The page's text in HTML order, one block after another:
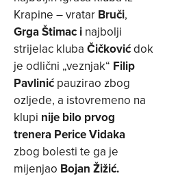
Krapine – vratar Bruči,
Grga Štimac i najbolji
strijelac kluba Čičkovićdok
je odlični „veznjak“ Filip
Pavlinić pauzirao zbog
ozljede, a istovremeno na
klupi nije bilo prvog
trenera Perice Vidaka
zbog bolesti te ga je
mijenjao Bojan Žižić.